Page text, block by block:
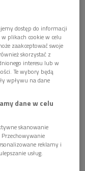
dostęp do informacji
plikach cookie w celu
zaakceptować swoje
skorzystać z
interesu lub w
Te wybory będą
wpływu na dane
dane w celu
skanowanie
reklamy i
usług.